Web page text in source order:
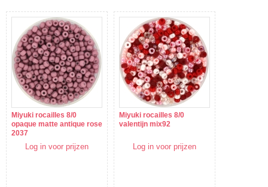
Miyuki rocailles 8/0
opaque matte antique rose
2037
Log in voor prijzen
Miyuki rocailles 8/0
valentijn mix92
Log in voor prijzen